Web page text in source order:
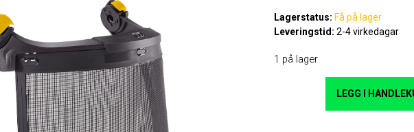
Lagerstatus: Få på lager
Leveringstid:2-4 virkedagar
1 på lager
LEGG I